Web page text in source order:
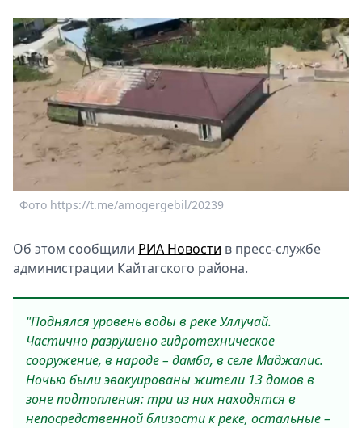
Пресс-
релизы
О
Metro
Стримы
Спецпроекты
Звезды
Выборы
Скачай
Фото https://t.me/amogergebil/20239
Об этом сообщили РИА Новости в пресс-службе
администрации Кайтагского района.
"Поднялся уровень воды в реке Уллучай.
Частично разрушено гидротехническое
сооружение, в народе – дамба, в селе Маджалис.
Ночью были эвакуированы жители 13 домов в
зоне подтопления: три из них находятся в
непосредственной близости к реке, остальные –